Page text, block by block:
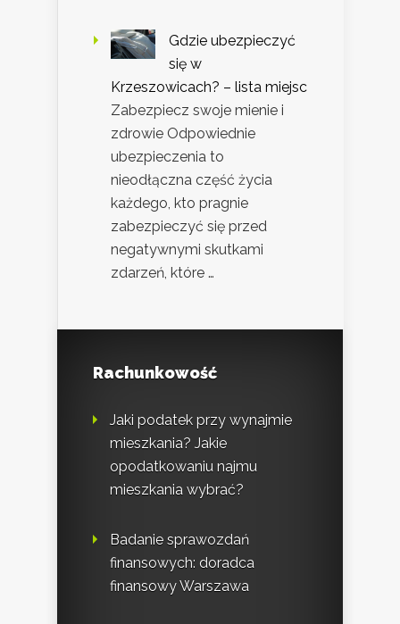
Gdzie ubezpieczyć
się w
Krzeszowicach? – lista miejsc
Zabezpiecz swoje mienie i
zdrowie Odpowiednie
ubezpieczenia to
nieodłączna część życia
każdego, kto pragnie
zabezpieczyć się przed
negatywnymi skutkami
zdarzeń, które …
Rachunkowość
Jaki podatek przy wynajmie
mieszkania? Jakie
opodatkowaniu najmu
mieszkania wybrać?
Badanie sprawozdań
finansowych: doradca
finansowy Warszawa